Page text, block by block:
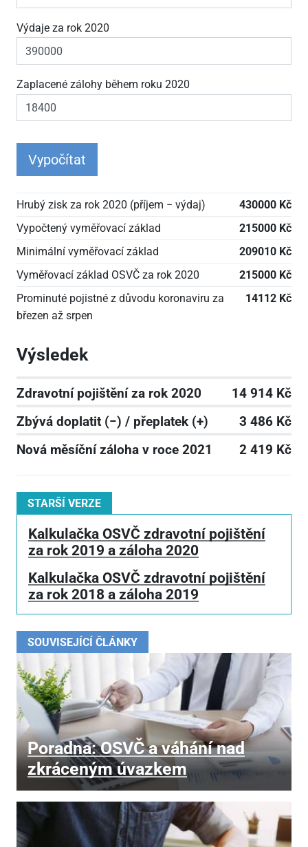
Výdaje za rok 2020
Zaplacené zálohy během roku 2020
Vypočítat
Hrubý zisk za rok 2020 (příjem − výdaj)
430000 Kč
Vypočtený vyměřovací základ
215000 Kč
Minimální vyměřovací základ
209010 Kč
Vyměřovací základ OSVČ za rok 2020
215000 Kč
Prominuté pojistné z důvodu koronaviru za
březen až srpen
14112 Kč
Výsledek
Zdravotní pojištění za rok 2020
14 914 Kč
Zbývá doplatit (−) / přeplatek (+)
3 486 Kč
Nová měsíční záloha v roce 2021
2 419 Kč
STARŠÍ VERZE
Kalkulačka OSVČ zdravotní pojištění
za rok 2019 a záloha 2020
Kalkulačka OSVČ zdravotní pojištění
za rok 2018 a záloha 2019
SOUVISEJÍCÍ ČLÁNKY
Poradna: OSVČ a váhání nad
zkráceným úvazkem